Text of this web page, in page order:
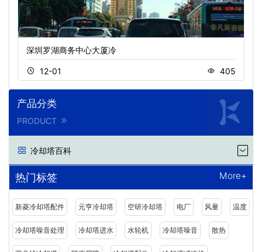
深圳罗湖商务中心大厦冷
12-01 405
产品分类
PRODUCT
冷却塔百科
热门标签 More+
新菱冷却塔配件 元亨冷却塔 空研冷却塔 电厂 风量 温度
冷却塔噪音处理 冷却塔进水 水轮机 冷却塔噪音 散热